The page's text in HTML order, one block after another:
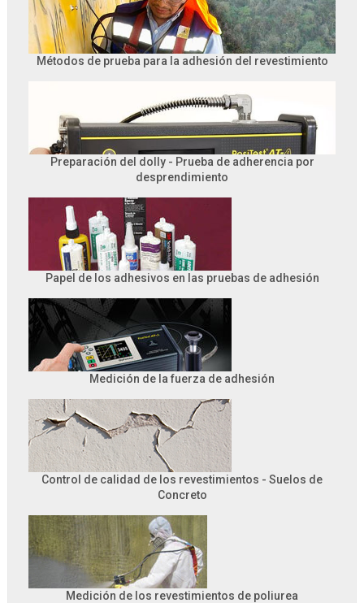
Métodos de prueba para la adhesión del revestimiento
Preparación del dolly - Prueba de adherencia por
desprendimiento
Papel de los adhesivos en las pruebas de adhesión
Medición de la fuerza de adhesión
Control de calidad de los revestimientos - Suelos de
Concreto
Medición de los revestimientos de poliurea